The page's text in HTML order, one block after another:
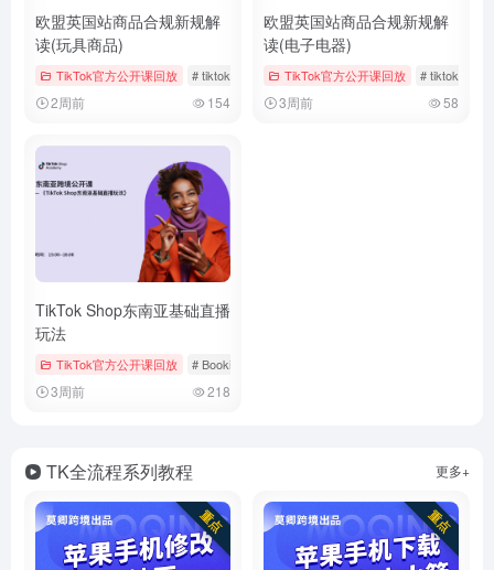
欧盟英国站商品合规新规解
读(玩具商品)
TikTok官方公开课回放 # tiktok # 官方公开课回放 # 玩具
2周前 154
欧盟英国站商品合规新规解
读(电子电器)
TikTok官方公开课回放 # tiktok
3周前 58
TikTok Shop东南亚基础直播
玩法
TikTok官方公开课回放 # Bookings & Vouchers
3周前 218
TK全流程系列教程 更多+